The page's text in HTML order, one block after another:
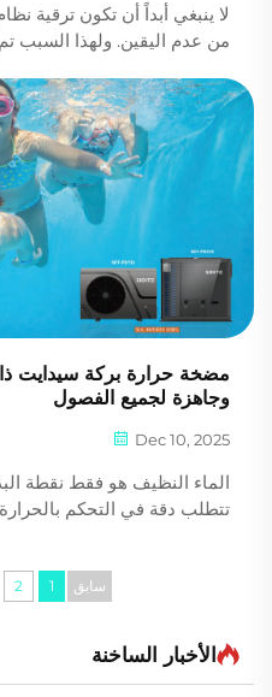
لا ينبغي أبداً أن تكون ترقية
مدار العام في حل واحد قوي...
مضخة حرارة بركة سيدايت
وجاهزة لجميع الفصول
Dec 10, 2025
الماء النظيف هو فقط نقطة
تتطلب دقة في التحكم
سابق 1
2
الأخبار الساخنة